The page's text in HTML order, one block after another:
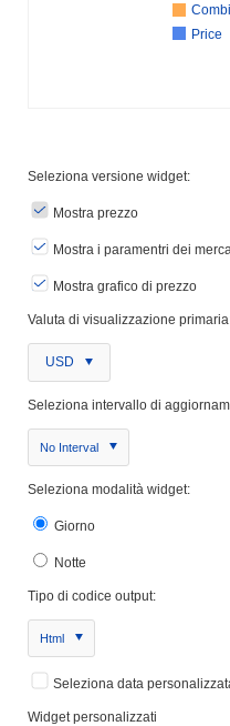
Price
Seleziona versione widget:
Mostra prezzo
Mostra i paramentri dei
Mostra grafico di prezzo
Valuta di visualizzazione
USD
Seleziona intervallo di
No Interval
Seleziona modalità widget:
Giorno
Notte
Tipo di codice output:
Html
Seleziona data
Widget personalizzati